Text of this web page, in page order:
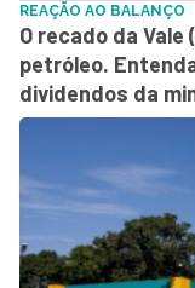
REAÇÃO AO BALANÇO
O recado da Vale
petróleo.
dividendos da